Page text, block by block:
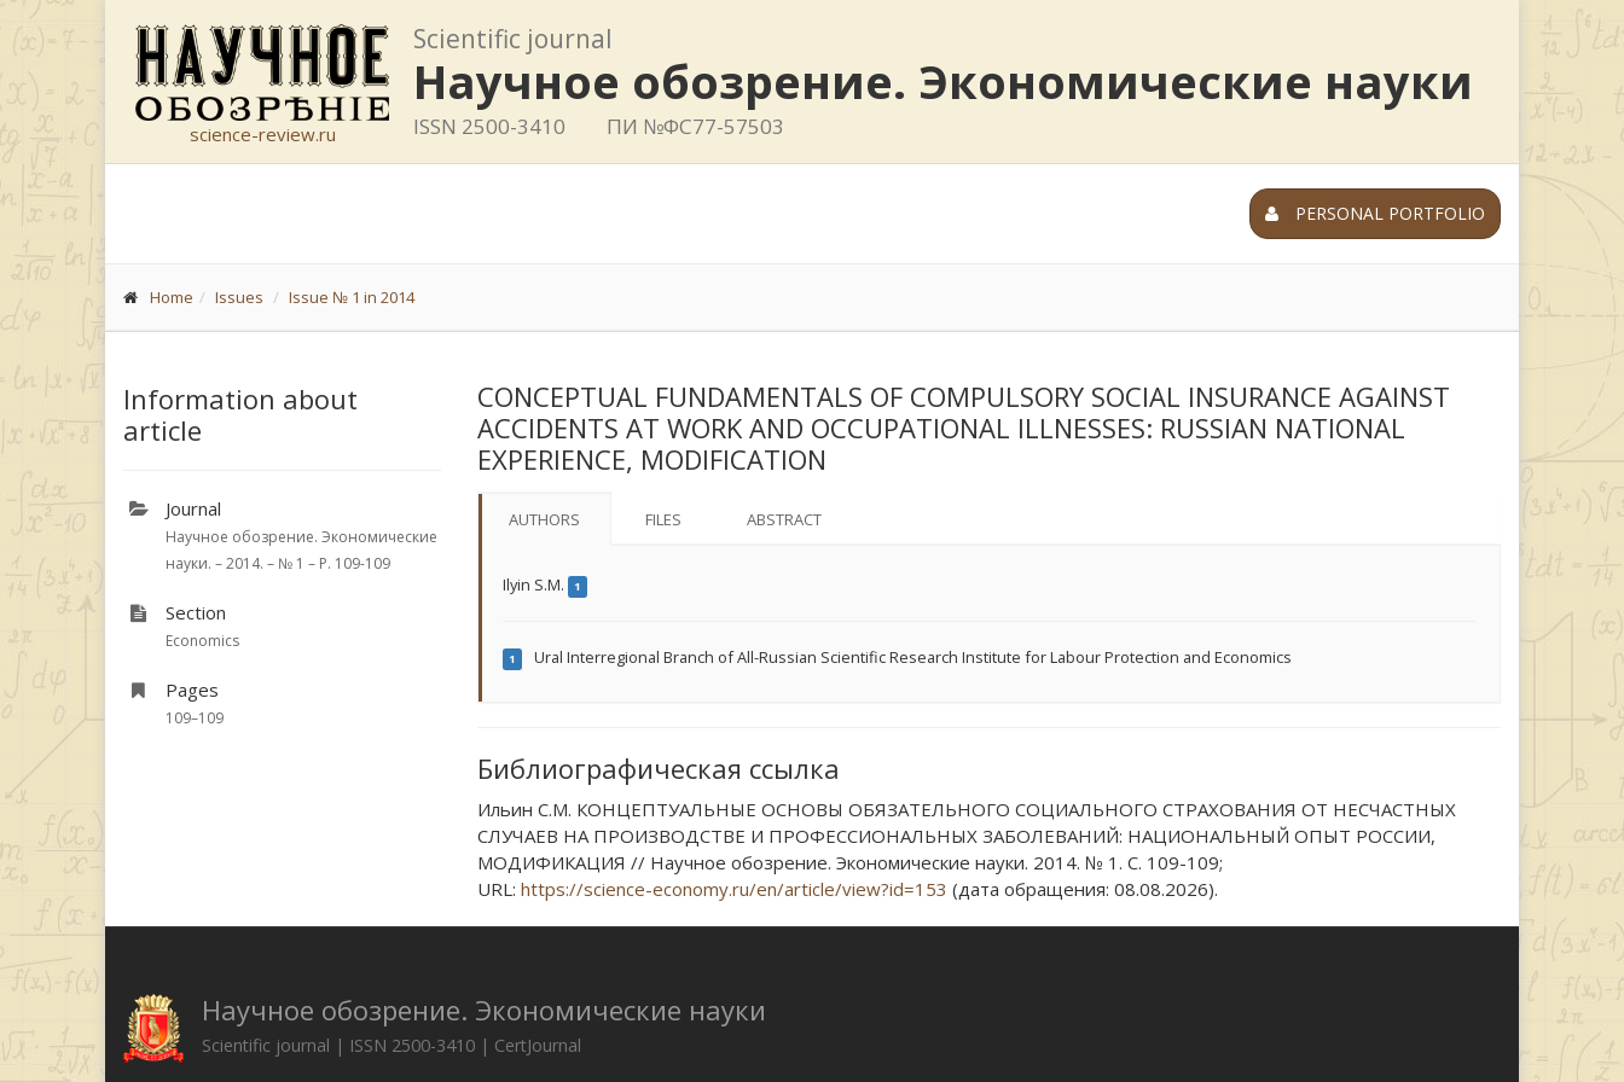
science-review.ru
Scientific journal
Научное обозрение. Экономические науки
ISSN 2500-3410 ПИ №ФС77-57503
PERSONAL PORTFOLIO
Home Issues Issue № 1 in 2014
Information about
article
Journal
Научное обозрение. Экономические
науки. – 2014. – № 1 – P. 109-109
Section
Economics
Pages
109–109
CONCEPTUAL FUNDAMENTALS OF COMPULSORY SOCIAL INSURANCE AGAINST
ACCIDENTS AT WORK AND OCCUPATIONAL ILLNESSES: RUSSIAN NATIONAL
EXPERIENCE, MODIFICATION
AUTHORS FILES ABSTRACT
Ilyin S.M. 1
1 Ural Interregional Branch of All-Russian Scientific Research Institute for Labour Protection and Economics
Библиографическая ссылка
Ильин С.М. КОНЦЕПТУАЛЬНЫЕ ОСНОВЫ ОБЯЗАТЕЛЬНОГО СОЦИАЛЬНОГО СТРАХОВАНИЯ ОТ НЕСЧАСТНЫХ
СЛУЧАЕВ НА ПРОИЗВОДСТВЕ И ПРОФЕССИОНАЛЬНЫХ ЗАБОЛЕВАНИЙ: НАЦИОНАЛЬНЫЙ ОПЫТ РОССИИ,
МОДИФИКАЦИЯ // Научное обозрение. Экономические науки. 2014. № 1. С. 109-109;
URL: https://science-economy.ru/en/article/view?id=153 (дата обращения: 08.08.2026).
Научное обозрение. Экономические науки
Scientific journal | ISSN 2500-3410 | CertJournal